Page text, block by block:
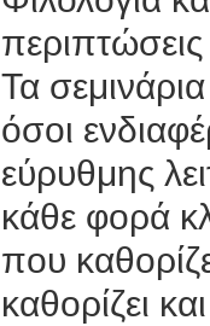
Τα
όσοι
εύρυθμης
κάθε φορά
που
καθορίζει